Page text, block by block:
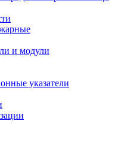
и модули
указатели